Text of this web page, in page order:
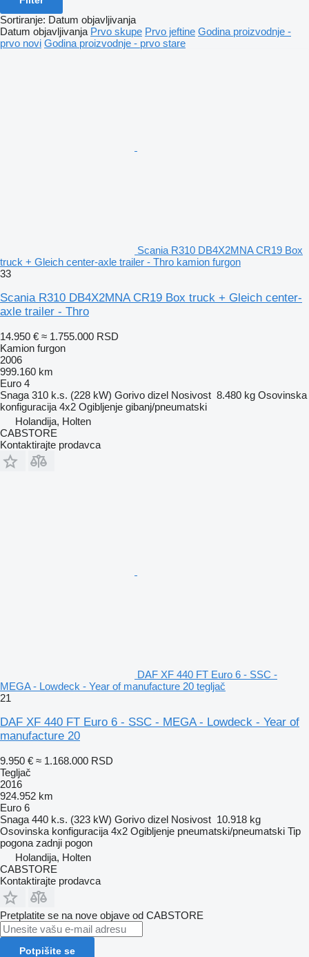
Sortiranje: Datum objavljivanja
Datum objavljivanja Prvo skupe Prvo jeftine Godina proizvodnje -
prvo novi Godina proizvodnje - prvo stare
Scania R310 DB4X2MNA CR19 Box
truck + Gleich center-axle trailer - Thro kamion furgon
33
Scania R310 DB4X2MNA CR19 Box truck + Gleich center-
axle trailer - Thro
14.950 € ≈ 1.755.000 RSD
Kamion furgon
2006
999.160 km
Euro 4
Snaga 310 k.s. (228 kW) Gorivo dizel Nosivost 8.480 kg Osovinska
konfiguracija 4x2 Ogibljenje gibanj/pneumatski
Holandija, Holten
CABSTORE
Kontaktirajte prodavca
DAF XF 440 FT Euro 6 - SSC -
MEGA - Lowdeck - Year of manufacture 20 tegljač
21
DAF XF 440 FT Euro 6 - SSC - MEGA - Lowdeck - Year of
manufacture 20
9.950 € ≈ 1.168.000 RSD
Tegljač
2016
924.952 km
Euro 6
Snaga 440 k.s. (323 kW) Gorivo dizel Nosivost 10.918 kg
Osovinska konfiguracija 4x2 Ogibljenje pneumatski/pneumatski Tip
pogona zadnji pogon
Holandija, Holten
CABSTORE
Kontaktirajte prodavca
Pretplatite se na nove objave od CABSTORE
Potpišite se